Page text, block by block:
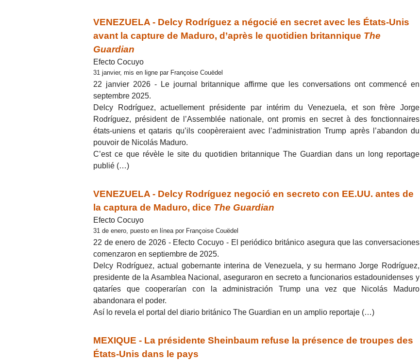
VENEZUELA - Delcy Rodríguez a négocié en secret avec les États-Unis
avant la capture de Maduro, d’après le quotidien britannique The
Guardian
Efecto Cocuyo
31 janvier, mis en ligne par Françoise Couëdel
22 janvier 2026 - Le journal britannique affirme que les conversations ont commencé en
septembre 2025.
Delcy Rodríguez, actuellement présidente par intérim du Venezuela, et son frère Jorge
Rodríguez, président de l’Assemblée nationale, ont promis en secret à des fonctionnaires
états-uniens et qataris qu’ils coopèreraient avec l’administration Trump après l’abandon du
pouvoir de Nicolás Maduro.
C’est ce que révèle le site du quotidien britannique The Guardian dans un long reportage
publié (…)
VENEZUELA - Delcy Rodríguez negoció en secreto con EE.UU. antes de
la captura de Maduro, dice The Guardian
Efecto Cocuyo
31 de enero, puesto en línea por Françoise Couëdel
22 de enero de 2026 - Efecto Cocuyo - El periódico británico asegura que las conversaciones
comenzaron en septiembre de 2025.
Delcy Rodríguez, actual gobernante interina de Venezuela, y su hermano Jorge Rodríguez,
presidente de la Asamblea Nacional, aseguraron en secreto a funcionarios estadounidenses y
qataríes que cooperarían con la administración Trump una vez que Nicolás Maduro
abandonara el poder.
Así lo revela el portal del diario británico The Guardian en un amplio reportaje (…)
MEXIQUE - La présidente Sheinbaum refuse la présence de troupes des
États-Unis dans le pays